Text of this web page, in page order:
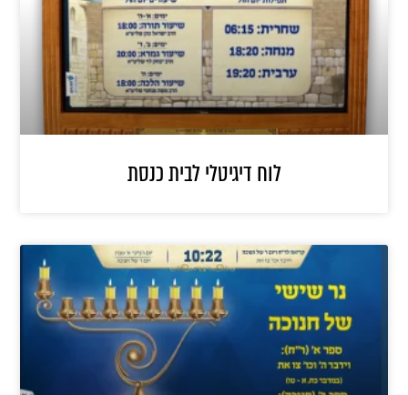
לוח דיגיטלי לבית כנסת